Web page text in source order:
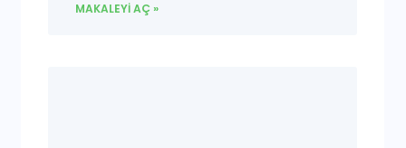
MAKALEYI AÇ »